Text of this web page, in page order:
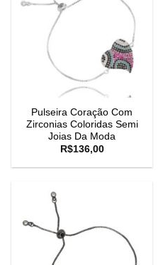
Pulseira Coração Com
Zirconias Coloridas Semi
Joias Da Moda
R$136,00